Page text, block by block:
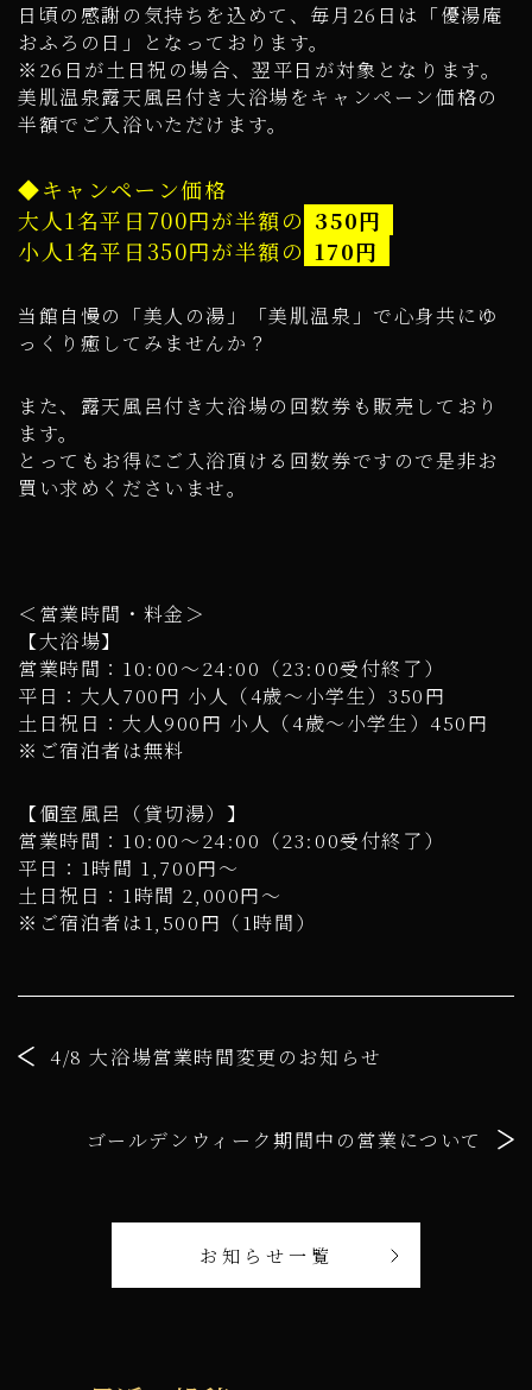
日頃の感謝の気持ちを込めて、毎月26日は「優湯庵
おふろの日」となっております。
※26日が土日祝の場合、翌平日が対象となります。
美肌温泉露天風呂付き大浴場をキャンペーン価格の
半額でご入浴いただけます。
◆キャンペーン価格
大人1名平日700円が半額の 350円
小人1名平日350円が半額の 170円
当館自慢の「美人の湯」「美肌温泉」で心身共にゆ
っくり癒してみませんか？
また、露天風呂付き大浴場の回数券も販売しており
ます。
とってもお得にご入浴頂ける回数券ですので是非お
買い求めくださいませ。
＜営業時間・料金＞
【大浴場】
営業時間：10:00～24:00（23:00受付終了）
平日：大人700円 小人（4歳～小学生）350円
土日祝日：大人900円 小人（4歳～小学生）450円
※ご宿泊者は無料
【個室風呂（貸切湯）】
営業時間：10:00～24:00（23:00受付終了）
平日：1時間 1,700円～
土日祝日：1時間 2,000円～
※ご宿泊者は1,500円（1時間）
4/8 大浴場営業時間変更のお知らせ
ゴールデンウィーク期間中の営業について
お知らせ一覧